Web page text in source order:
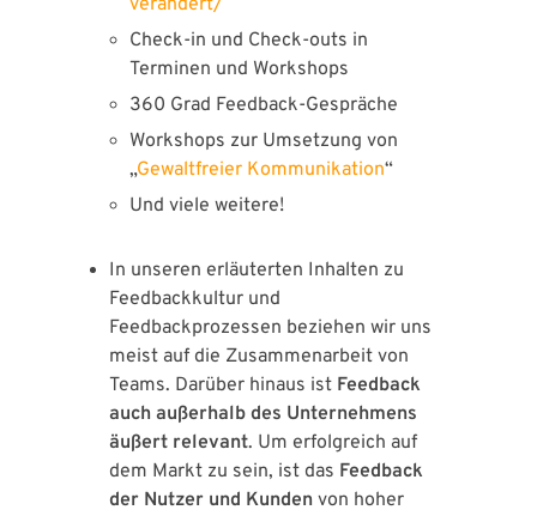
verandert/
Check-in und Check-outs in
Terminen und Workshops
360 Grad Feedback-Gespräche
Workshops zur Umsetzung von
„Gewaltfreier Kommunikation“
Und viele weitere!
In unseren erläuterten Inhalten zu
Feedbackkultur und
Feedbackprozessen beziehen wir uns
meist auf die Zusammenarbeit von
Teams. Darüber hinaus ist Feedback
auch außerhalb des Unternehmens
äußert relevant. Um erfolgreich auf
dem Markt zu sein, ist das Feedback
der Nutzer und Kunden von hoher